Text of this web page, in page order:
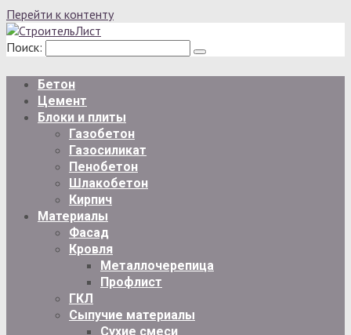
Перейти к контенту
Поиск:
Бетон
Цемент
Блоки и плиты
Газобетон
Газосиликат
Пенобетон
Шлакобетон
Кирпич
Материалы
Фасад
Кровля
Металлочерепица
Профлист
ГКЛ
Сыпучие материалы
Сухие смеси